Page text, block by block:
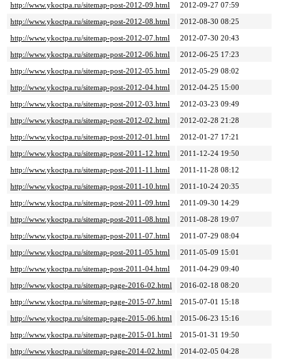
http://www.ykoctpa.ru/sitemap-post-2012-09.html
2012-09-27 07:59
http://www.ykoctpa.ru/sitemap-post-2012-08.html
2012-08-30 08:25
http://www.ykoctpa.ru/sitemap-post-2012-07.html
2012-07-30 20:43
http://www.ykoctpa.ru/sitemap-post-2012-06.html
2012-06-25 17:23
http://www.ykoctpa.ru/sitemap-post-2012-05.html
2012-05-29 08:02
http://www.ykoctpa.ru/sitemap-post-2012-04.html
2012-04-25 15:00
http://www.ykoctpa.ru/sitemap-post-2012-03.html
2012-03-23 09:49
http://www.ykoctpa.ru/sitemap-post-2012-02.html
2012-02-28 21:28
http://www.ykoctpa.ru/sitemap-post-2012-01.html
2012-01-27 17:21
http://www.ykoctpa.ru/sitemap-post-2011-12.html
2011-12-24 19:50
http://www.ykoctpa.ru/sitemap-post-2011-11.html
2011-11-28 08:12
http://www.ykoctpa.ru/sitemap-post-2011-10.html
2011-10-24 20:35
http://www.ykoctpa.ru/sitemap-post-2011-09.html
2011-09-30 14:29
http://www.ykoctpa.ru/sitemap-post-2011-08.html
2011-08-28 19:07
http://www.ykoctpa.ru/sitemap-post-2011-07.html
2011-07-29 08:04
http://www.ykoctpa.ru/sitemap-post-2011-05.html
2011-05-09 15:01
http://www.ykoctpa.ru/sitemap-post-2011-04.html
2011-04-29 09:40
http://www.ykoctpa.ru/sitemap-page-2016-02.html
2016-02-18 08:20
http://www.ykoctpa.ru/sitemap-page-2015-07.html
2015-07-01 15:18
http://www.ykoctpa.ru/sitemap-page-2015-06.html
2015-06-23 15:16
http://www.ykoctpa.ru/sitemap-page-2015-01.html
2015-01-31 19:50
http://www.ykoctpa.ru/sitemap-page-2014-02.html
2014-02-05 04:28